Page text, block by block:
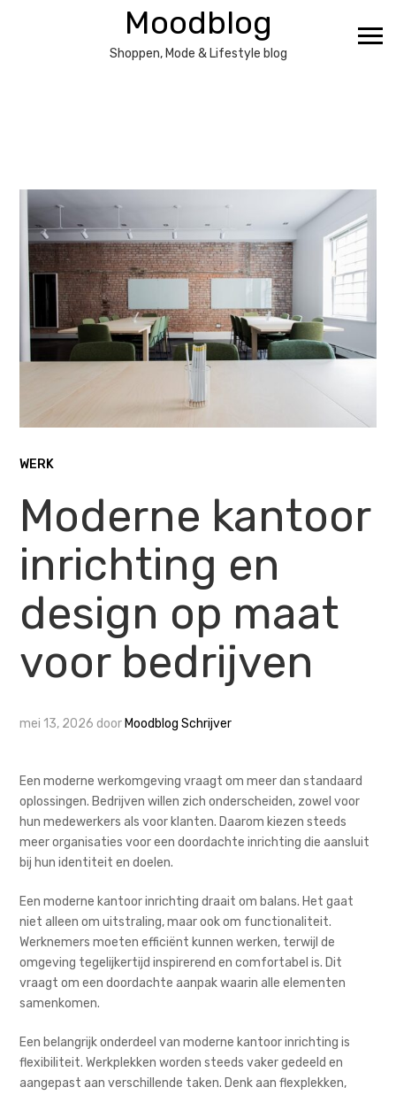
Moodblog
Shoppen, Mode & Lifestyle blog
WERK
Moderne kantoor
inrichting en
design op maat
voor bedrijven
mei 13, 2026 door Moodblog Schrijver
Een moderne werkomgeving vraagt om meer dan standaard
oplossingen. Bedrijven willen zich onderscheiden, zowel voor
hun medewerkers als voor klanten. Daarom kiezen steeds
meer organisaties voor een doordachte inrichting die aansluit
bij hun identiteit en doelen.
Een moderne kantoor inrichting draait om balans. Het gaat
niet alleen om uitstraling, maar ook om functionaliteit.
Werknemers moeten efficiënt kunnen werken, terwijl de
omgeving tegelijkertijd inspirerend en comfortabel is. Dit
vraagt om een doordachte aanpak waarin alle elementen
samenkomen.
Een belangrijk onderdeel van moderne kantoor inrichting is
flexibiliteit. Werkplekken worden steeds vaker gedeeld en
aangepast aan verschillende taken. Denk aan flexplekken,